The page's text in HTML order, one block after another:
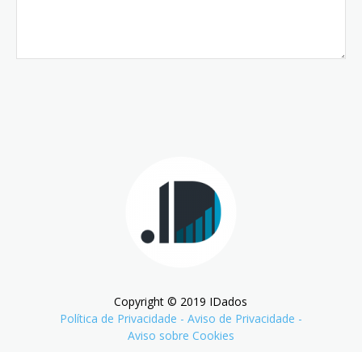
Copyright © 2019 IDados
Política de Privacidade - Aviso de Privacidade -
Aviso sobre Cookies